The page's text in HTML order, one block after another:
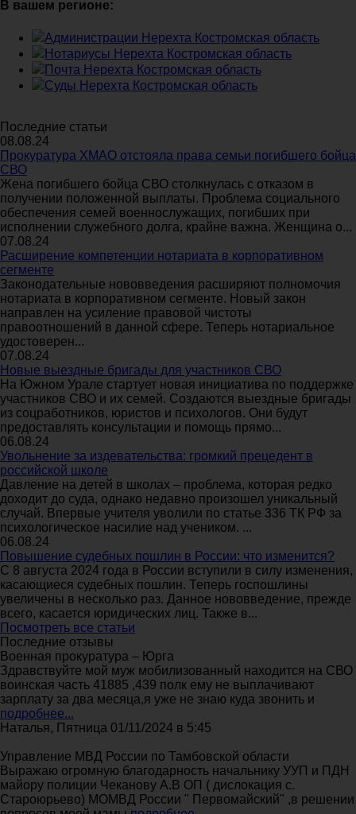
В вашем регионе:
Администрации Нерехта Костромская область
Нотариусы Нерехта Костромская область
Почта Нерехта Костромская область
Суды Нерехта Костромская область
Последние статьи
08.08.24
Прокуратура ХМАО отстояла права семьи погибшего бойца
СВО
Жена погибшего бойца СВО столкнулась с отказом в
получении положенной выплаты. Проблема социального
обеспечения семей военнослужащих, погибших при
исполнении служебного долга, крайне важна. Женщина о...
07.08.24
Расширение компетенции нотариата в корпоративном
сегменте
Законодательные нововведения расширяют полномочия
нотариата в корпоративном сегменте. Новый закон
направлен на усиление правовой чистоты
правоотношений в данной сфере. Теперь нотариальное
удостоверен...
07.08.24
Новые выездные бригады для участников СВО
На Южном Урале стартует новая инициатива по поддержке
участников СВО и их семей. Создаются выездные бригады
из соцработников, юристов и психологов. Они будут
предоставлять консультации и помощь прямо...
06.08.24
Увольнение за издевательства: громкий прецедент в
российской школе
Давление на детей в школах – проблема, которая редко
доходит до суда, однако недавно произошел уникальный
случай. Впервые учителя уволили по статье 336 ТК РФ за
психологическое насилие над учеником. ...
06.08.24
Повышение судебных пошлин в России: что изменится?
С 8 августа 2024 года в России вступили в силу изменения,
касающиеся судебных пошлин. Теперь госпошлины
увеличены в несколько раз. Данное нововведение, прежде
всего, касается юридических лиц. Также в...
Посмотреть все статьи
Последние отзывы
Военная прокуратура – Юрга
Здравствуйте мой муж мобилизованный находится на СВО
воинская часть 41885 ,439 полк ему не выплачивают
зарплату за два месяца,я уже не знаю куда звонить и
подробнее...
Наталья, Пятница 01/11/2024 в 5:45
Управление МВД России по Тамбовской области
Выражаю огромную благодарность начальнику УУП и ПДН
майору полиции Чеканову А.В ОП ( дислокация с.
Староюрьево) МОМВД России " Первомайский" ,в решении